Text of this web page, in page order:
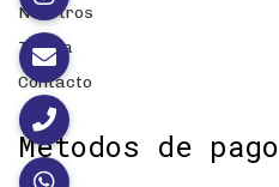
Nosotros
Tienda
Contacto
Métodos de pago